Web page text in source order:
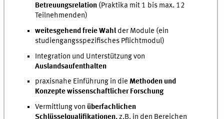
Betreuungsrelation (Praktika mit 1 bis max. 12
Teilnehmenden)
weitesgehend freie Wahlder Module (ein
studiengangsspezifisches Pflichtmodul)
Integration und Unterstützung von
Auslandsaufenthalten
praxisnahe Einführung in dieMethoden und
Konzepte wissenschaftlicher Forschung
Vermittlung von überfachlichen
Schlüsselqualifikationen, z.B. in den Bereichen